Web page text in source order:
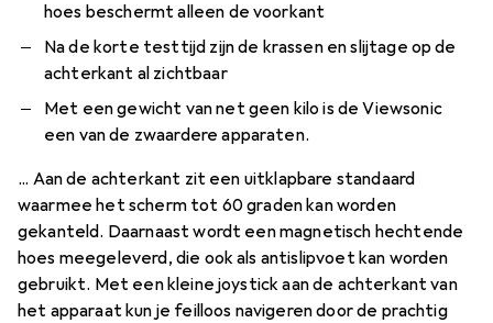
hoes beschermt alleen de voorkant
Na de korte testtijd zijn de krassen en slijtage op de
achterkant al zichtbaar
Met een gewicht van net geen kilo is de Viewsonic
een van de zwaardere apparaten.
... Aan de achterkant zit een uitklapbare standaard
waarmee het scherm tot 60 graden kan worden
gekanteld. Daarnaast wordt een magnetisch hechtende
hoes meegeleverd, die ook als antislipvoet kan worden
gebruikt. Met een kleine joystick aan de achterkant van
het apparaat kun je feilloos navigeren door de prachtig